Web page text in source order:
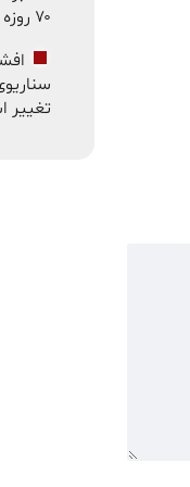
۷۰ روزه چه کسانی را ثروتمند کرد؟
تغییر